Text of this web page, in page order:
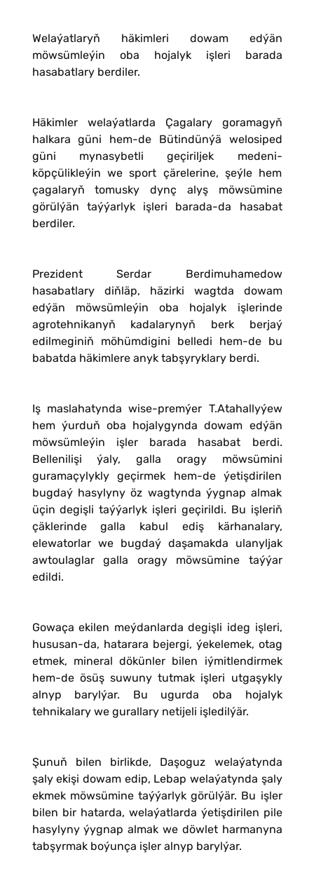
Welaýatlaryň häkimleri dowam edýän
möwsümleýin oba hojalyk işleri barada
hasabatlary berdiler.
Häkimler welaýatlarda Çagalary goramagyň
halkara güni hem-de Bütindünýä welosiped
güni mynasybetli geçiriljek medeni-
köpçülikleýin we sport çärelerine, şeýle hem
çagalaryň tomusky dynç alyş möwsümine
görülýän taýýarlyk işleri barada-da hasabat
berdiler.
Prezident Serdar Berdimuhamedow
hasabatlary diňläp, häzirki wagtda dowam
edýän möwsümleýin oba hojalyk işlerinde
agrotehnikanyň kadalarynyň berk berjaý
edilmeginiň möhümdigini belledi hem-de bu
babatda häkimlere anyk tabşyryklary berdi.
Iş maslahatynda wise-premýer T.Atahallyýew
hem ýurduň oba hojalygynda dowam edýän
möwsümleýin işler barada hasabat berdi.
Bellenilişi ýaly, galla oragy möwsümini
guramaçylykly geçirmek hem-de ýetişdirilen
bugdaý hasylyny öz wagtynda ýygnap almak
üçin degişli taýýarlyk işleri geçirildi. Bu işleriň
çäklerinde galla kabul ediş kärhanalary,
elewatorlar we bugdaý daşamakda ulanyljak
awtoulaglar galla oragy möwsümine taýýar
edildi.
Gowaça ekilen meýdanlarda degişli ideg işleri,
hususan-da, hatarara bejergi, ýekelemek, otag
etmek, mineral dökünler bilen iýmitlendirmek
hem-de ösüş suwuny tutmak işleri utgaşykly
alnyp barylýar. Bu ugurda oba hojalyk
tehnikalary we gurallary netijeli işledilýär.
Şunuň bilen birlikde, Daşoguz welaýatynda
şaly ekişi dowam edip, Lebap welaýatynda şaly
ekmek möwsümine taýýarlyk görülýär. Bu işler
bilen bir hatarda, welaýatlarda ýetişdirilen pile
hasylyny ýygnap almak we döwlet harmanyna
tabşyrmak boýunça işler alnyp barylýar.